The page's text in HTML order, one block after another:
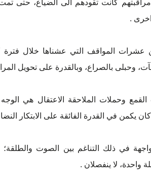
مراقبتهم كانت تقودهم الى الضياع، حتى
.
وحبلى بالصراع، وبالقدرة على تحويل
وحملات الملاحقة الاعتقال هي
كان يكمن في القدرة الفائقة على الابتكار
في ذلك التناغم بين الصوت والطلقة؛
واحدة، لا ينفصلان .